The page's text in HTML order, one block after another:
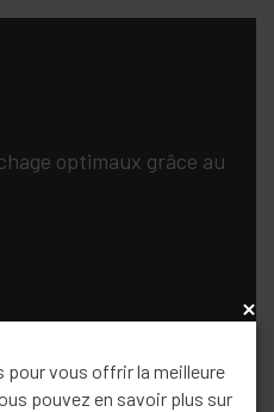
optimaux grâce au
!
x
vous offrir la meilleure
pouvez en savoir plus sur